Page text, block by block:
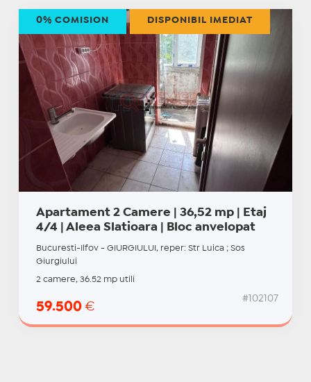
Apartament 2 Camere | 36,52 mp | Etaj
4/4 | Aleea Slatioara | Bloc anvelopat
Bucuresti-Ilfov - GIURGIULUI, reper: Str Luica ; Sos
Giurgiului
2 camere, 36.52 mp utili
59.500 €
#102107
0% COMISION DISPONIBIL IMEDIAT